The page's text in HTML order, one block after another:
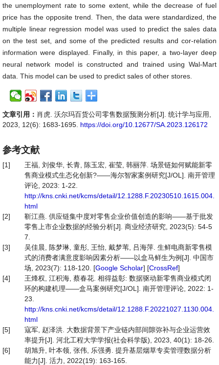
the unemployment rate to some extent, while the decrease of fuel
price has the opposite trend. Then, the data were standardized, the
multiple linear regression model was used to predict the sales data
on the test set, and some of the predicted results and cor-relation
information were displayed. Finally, in this paper, a two-layer deep
neural network model is constructed and trained using Wal-Mart
data. This model can be used to predict sales of other stores.
文章引用： 肖虎. 沃尔玛百货公司零售数据预测分析[J]. 统计学与应用,
2023, 12(6): 1683-1695. https://doi.org/10.12677/SA.2023.126172
参考文献
[1]
王福, 刘俊华, 长青, 陈玉宏, 崔莹, 韩丽萍. 场景链如何赋能新零
售商业模式生态化创新?——海尔智家案例研究[J/OL]. 南开管理
评论, 2023: 1-22.
http://kns.cnki.net/kcms/detail/12.1288.F.20230510.1615.004.
html
[2]
靳江燕. 供应链集中度对零售企业价值创造的影响——基于批发
零售上市企业数据的经验分析[J]. 商业经济研究, 2023(5): 54-5
7.
[3]
吴佳晨, 陈梦琳, 童彤, 王怡, 戴梦苇, 吕海萍. 生鲜电商新零售模
式的消费者满意度影响因素分析——以盒马鲜生为例[J]. 中国市
场, 2023(7): 118-120. [Google Scholar] [CrossRef]
[4]
王烽权, 江积海, 蔡春花. 相得益彰: 数据驱动新零售商业模式闭
环的构建机理——盒马案例研究[J/OL]. 南开管理评论, 2022: 1-
23.
http://kns.cnki.net/kcms/detail/12.1288.F.20221027.1130.004.
html
[5]
寇军, 赵泽洪. 大数据背景下产业链内部间隙弥补与企业运营效
率提升[J]. 河北工程大学学报(社会科学版), 2023, 40(1): 18-26.
[6]
胡旭升, 叶本领, 张伟, 乐强勇. 提升基层烟草专卖管理数据分析
能力[J]. 活力, 2022(19): 163-165.